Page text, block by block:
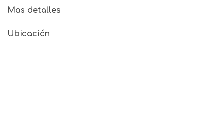
Mas detalles
Ubicación